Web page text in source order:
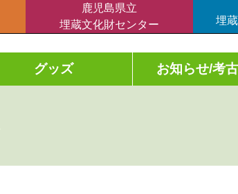
鹿児島県立
埋蔵文化財センター
埋
グッズ お知らせ/考